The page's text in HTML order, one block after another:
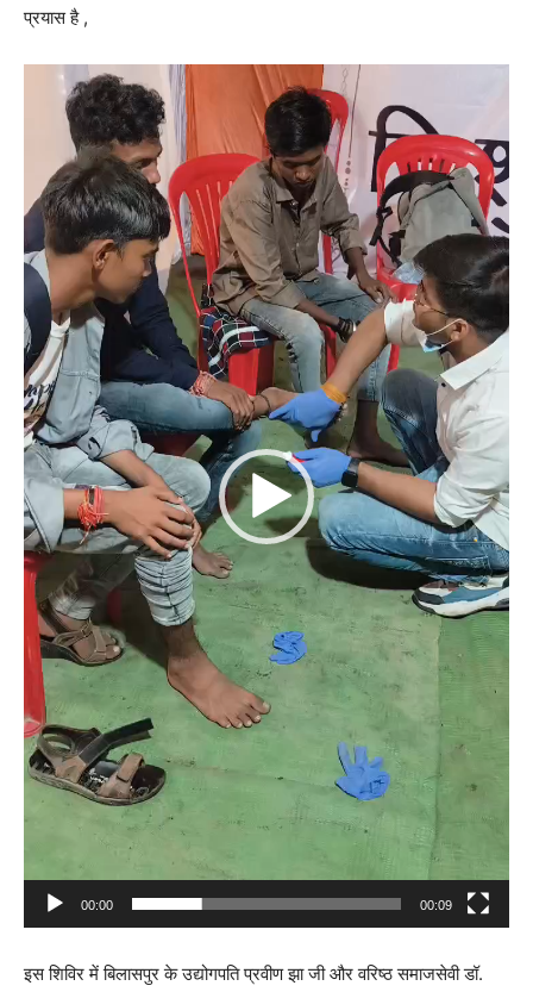
प्रयास है ,
o
l
y
e
r
00:00 00:09
इस शिविर में बिलासपुर के उद्योगपति प्रवीण झा जी और वरिष्ठ समाजसेवी डॉ.